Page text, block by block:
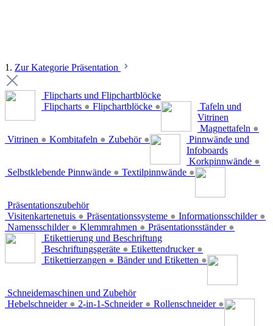
1. Zur Kategorie Präsentation
Flipcharts und Flipchartblöcke
Flipcharts ● Flipchartblöcke ●
Tafeln und
Vitrinen
Magnettafeln ●
Vitrinen ● Kombitafeln ● Zubehör ●
Pinnwände und
Infoboards
Korkpinnwände ●
Selbstklebende Pinnwände ● Textilpinnwände ●
Präsentationszubehör
Visitenkartenetuis ● Präsentationssysteme ● Informationsschilder ●
Namensschilder ● Klemmrahmen ● Präsentationsständer ●
Etikettierung und Beschriftung
Beschriftungsgeräte ● Etikettendrucker ●
Etikettierzangen ● Bänder und Etiketten ●
Schneidemaschinen und Zubehör
Hebelschneider ● 2-in-1-Schneider ● Rollenschneider ●